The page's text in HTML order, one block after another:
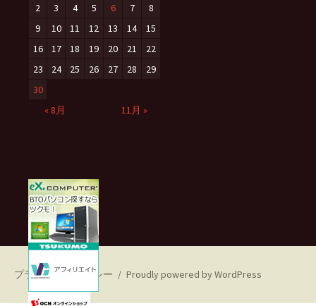
2
3 4 5 6 7
8
9
10 11 12 13 14
15
16
17 18 19 20 21
22
23
24 25 26 27 28
29
30
« 8月
11月 »
プライバシーポリシー Proudly powered by WordPress